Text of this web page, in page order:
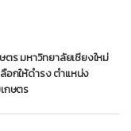
ร มหาวิทยาลัยเชียงใหม่
อกให้ดำรง ตำแหน่ง
กษตร